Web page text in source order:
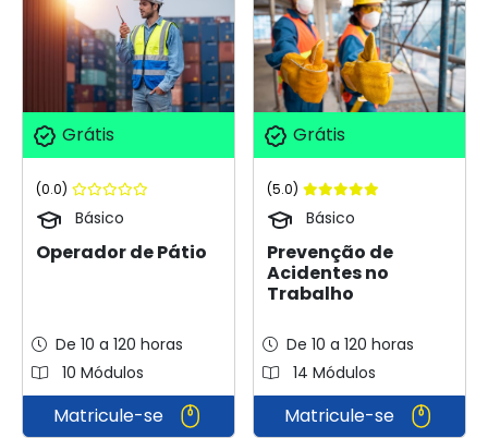
Grátis
(0.0)
Básico
Operador de Pátio
De 10 a 120 horas
10 Módulos
Matricule-se
Grátis
(5.0)
Básico
Prevenção de
Acidentes no
Trabalho
De 10 a 120 horas
14 Módulos
Matricule-se